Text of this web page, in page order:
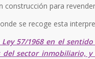
construcción para
se recoge esta
57/1968 en el
sector inmobiliario,